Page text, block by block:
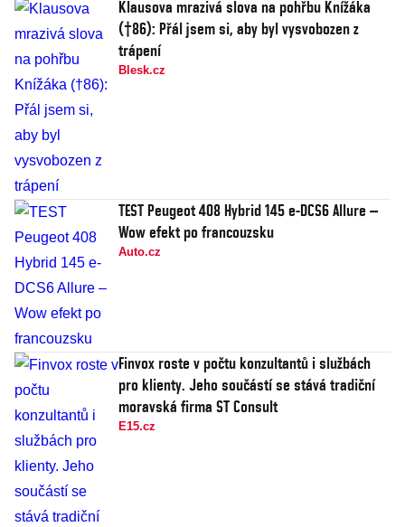
Klausova mrazivá slova na pohřbu Knížáka
(†86): Přál jsem si, aby byl vysvobozen z
trápení
Blesk.cz
TEST Peugeot 408 Hybrid 145 e-DCS6 Allure –
Wow efekt po francouzsku
Auto.cz
Finvox roste v počtu konzultantů i službách
pro klienty. Jeho součástí se stává tradiční
moravská firma ST Consult
E15.cz